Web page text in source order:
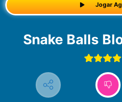
Jogar
Snake Balls